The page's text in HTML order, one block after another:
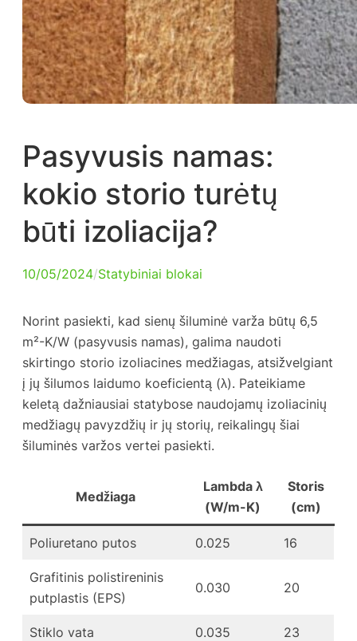
Pasyvusis namas:
kokio storio turėtų
būti izoliacija?
10/05/2024/Statybiniai blokai
Norint pasiekti, kad sienų šiluminė varža būtų 6,5
m²-K/W (pasyvusis namas), galima naudoti
skirtingo storio izoliacines medžiagas, atsižvelgiant
į jų šilumos laidumo koeficientą (λ). Pateikiame
keletą dažniausiai statybose naudojamų izoliacinių
medžiagų pavyzdžių ir jų storių, reikalingų šiai
šiluminės varžos vertei pasiekti.
Medžiaga
Lambda λ
(W/m-K)
Storis
(cm)
Poliuretano putos 0.025 16
Grafitinis polistireninis
putplastis (EPS)
0.030 20
Stiklo vata 0.035 23